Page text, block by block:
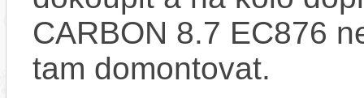
CARBON 8.7 EC876
tam domontovat.